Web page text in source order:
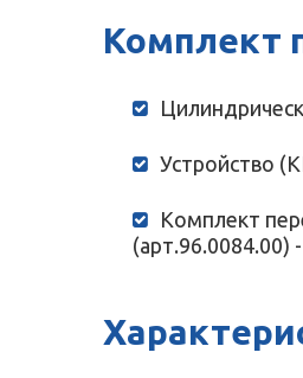
Комплект
Устройство
Комплект
(арт.96.0084.00)